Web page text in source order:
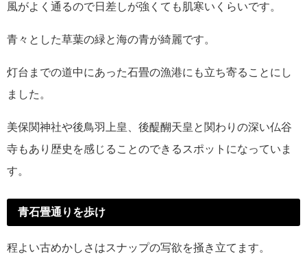
風がよく通るので日差しが強くても肌寒いくらいです。
青々とした草葉の緑と海の青が綺麗です。
灯台までの道中にあった石畳の漁港にも立ち寄ることにし
ました。
美保関神社や後鳥羽上皇、後醍醐天皇と関わりの深い仏谷
寺もあり歴史を感じることのできるスポットになっていま
す。
青石畳通りを歩け
程よい古めかしさはスナップの写欲を掻き立てます。